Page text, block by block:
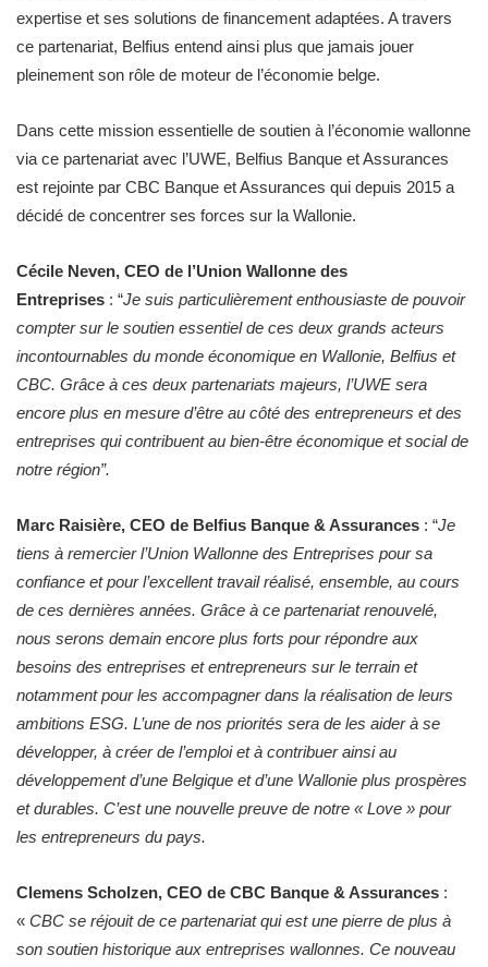
expertise et ses solutions de financement adaptées. A travers
ce partenariat, Belfius entend ainsi plus que jamais jouer
pleinement son rôle de moteur de l’économie belge.
Dans cette mission essentielle de soutien à l’économie wallonne
via ce partenariat avec l’UWE, Belfius Banque et Assurances
est rejointe par CBC Banque et Assurances qui depuis 2015 a
décidé de concentrer ses forces sur la Wallonie.
Cécile Neven, CEO de l’Union Wallonne des
Entreprises : “Je suis particulièrement enthousiaste de pouvoir
compter sur le soutien essentiel de ces deux grands acteurs
incontournables du monde économique en Wallonie, Belfius et
CBC. Grâce à ces deux partenariats majeurs, l’UWE sera
encore plus en mesure d’être au côté des entrepreneurs et des
entreprises qui contribuent au bien-être économique et social de
notre région”.
Marc Raisière, CEO de Belfius Banque & Assurances : “Je
tiens à remercier l’Union Wallonne des Entreprises pour sa
confiance et pour l’excellent travail réalisé, ensemble, au cours
de ces dernières années. Grâce à ce partenariat renouvelé,
nous serons demain encore plus forts pour répondre aux
besoins des entreprises et entrepreneurs sur le terrain et
notamment pour les accompagner dans la réalisation de leurs
ambitions ESG. L’une de nos priorités sera de les aider à se
développer, à créer de l’emploi et à contribuer ainsi au
développement d’une Belgique et d’une Wallonie plus prospères
et durables. C’est une nouvelle preuve de notre « Love » pour
les entrepreneurs du pays.
Clemens Scholzen, CEO de CBC Banque & Assurances :
« CBC se réjouit de ce partenariat qui est une pierre de plus à
son soutien historique aux entreprises wallonnes. Ce nouveau